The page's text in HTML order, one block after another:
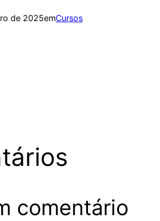
de 2025emCursos
comentário